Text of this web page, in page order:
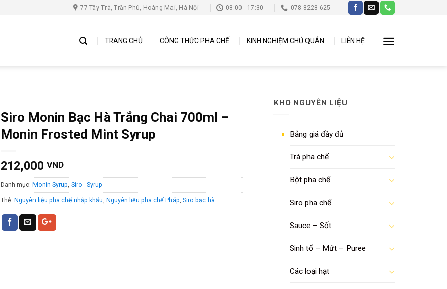
77 Tây Trà, Trần Phú, Hoàng Mai, Hà Nội 08:00 - 17:30 078 8228 625
TRANG CHỦ CÔNG THỨC PHA CHẾ KINH NGHIỆM CHỦ QUÁN LIÊN HỆ
KHO NGUYÊN LIỆU
Bảng giá đầy đủ
Trà pha chế
Bột pha chế
Siro pha chế
Sauce – Sốt
Sinh tố – Mứt – Puree
Các loại hạt
Siro Monin Bạc Hà Trắng Chai 700ml –
Monin Frosted Mint Syrup
212,000VND
Danh mục: Monin Syrup,Siro - Syrup
Thẻ: Nguyên liệu pha chế nhập khẩu, Nguyên liệu pha chế Pháp,Siro bạc hà